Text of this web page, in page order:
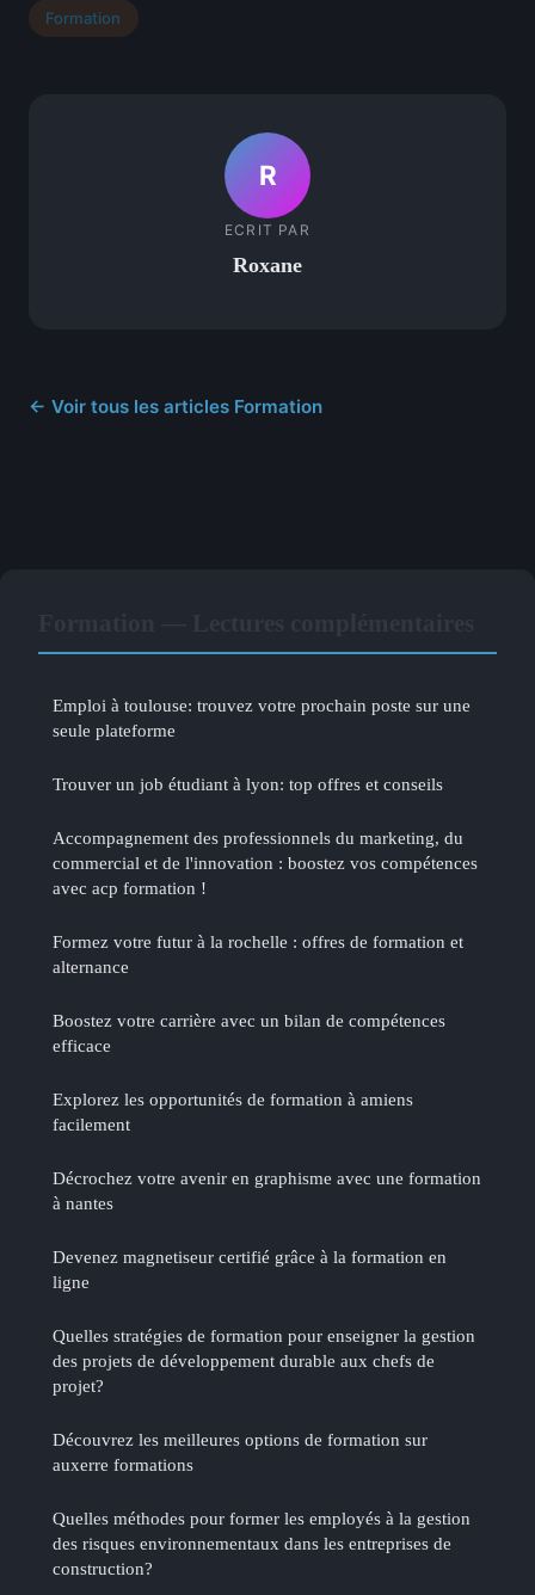
Formation
R
ECRIT PAR
Roxane
← Voir tous les articles Formation
Emploi à toulouse: trouvez votre prochain poste sur une
seule plateforme
Trouver un job étudiant à lyon: top offres et conseils
Accompagnement des professionnels du marketing, du
commercial et de l'innovation : boostez vos compétences
avec acp formation !
Formez votre futur à la rochelle : offres de formation et
alternance
Boostez votre carrière avec un bilan de compétences
efficace
Explorez les opportunités de formation à amiens
facilement
Décrochez votre avenir en graphisme avec une formation
à nantes
Devenez magnetiseur certifié grâce à la formation en
ligne
Quelles stratégies de formation pour enseigner la gestion
des projets de développement durable aux chefs de
projet?
Découvrez les meilleures options de formation sur
auxerre formations
Quelles méthodes pour former les employés à la gestion
des risques environnementaux dans les entreprises de
construction?